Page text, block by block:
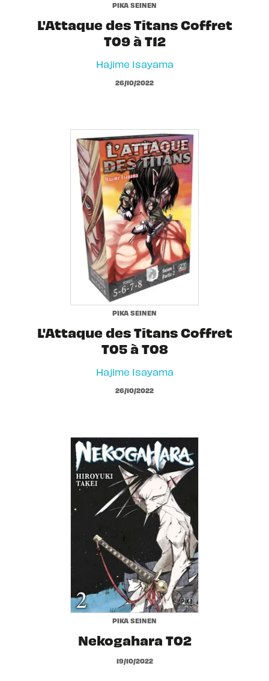
PIKA SEINEN
L'Attaque des Titans Coffret
T09 à T12
Hajime Isayama
26/10/2022
PIKA SEINEN
L'Attaque des Titans Coffret
T05 à T08
Hajime Isayama
26/10/2022
PIKA SEINEN
Nekogahara T02
19/10/2022